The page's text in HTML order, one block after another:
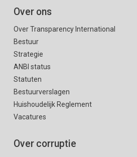
Over ons
Over Transparency International
Bestuur
Strategie
ANBI status
Statuten
Bestuurverslagen
Huishoudelijk Reglement
Vacatures
Over corruptie